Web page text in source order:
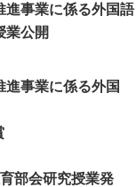
進事業に係る外国語
公開
業に係る外国
部会研究授業発